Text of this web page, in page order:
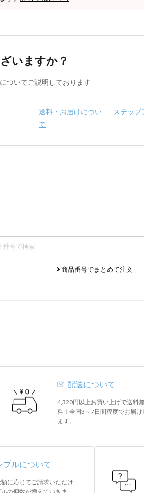
いますか？
ついてご説明しております
送料・お届けについ
て
ステップ
商品番号でまとめて注文
配送について
4,320円以上お買い上げで送料無
料！全国3～7日間程度でお届け
ます。
プルについて
額に応じてご請求いただけ
の個数が増えていきま